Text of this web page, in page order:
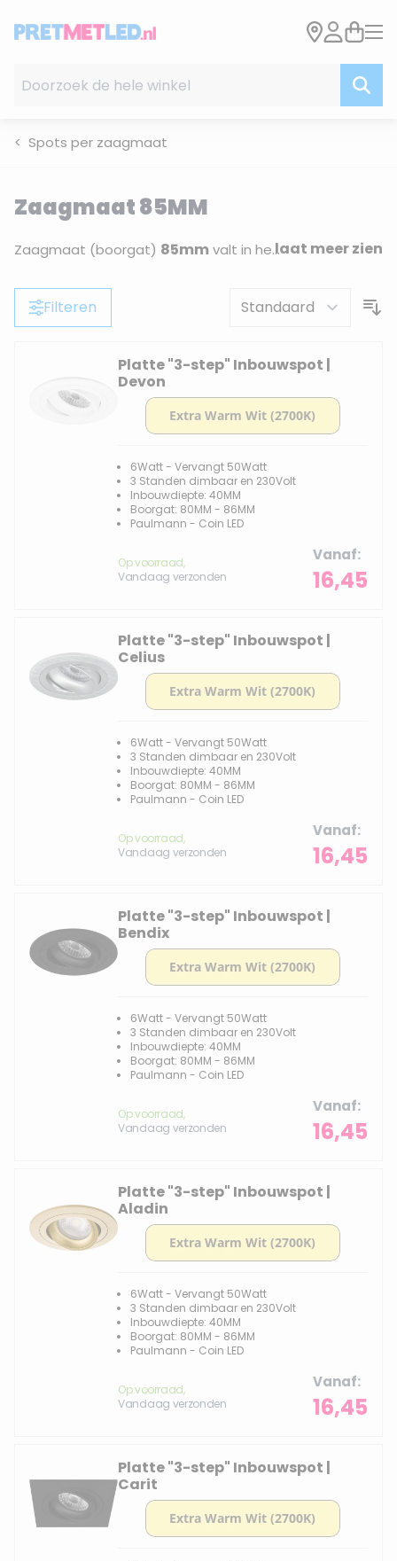
Spots per zaagmaat
Zaagmaat 85MM
Zaagmaat (boorgat) 85mm valt in het segment waarbij verlichting duidelijk zichtbaar aanwezig is in het plafond. Armaturen in deze maat zijn laat meer zien
Filteren
Platte "3-step" Inbouwspot |
Devon
6Watt - Vervangt 50Watt
3 Standen dimbaar en 230Volt
Inbouwdiepte: 40MM
Boorgat: 80MM - 86MM
Paulmann - Coin LED
Op voorraad,
Vandaag verzonden
Vanaf
16,45
Platte "3-step" Inbouwspot |
Celius
6Watt - Vervangt 50Watt
3 Standen dimbaar en 230Volt
Inbouwdiepte: 40MM
Boorgat: 80MM - 86MM
Paulmann - Coin LED
Op voorraad,
Vandaag verzonden
Vanaf
16,45
Platte "3-step" Inbouwspot |
Bendix
6Watt - Vervangt 50Watt
3 Standen dimbaar en 230Volt
Inbouwdiepte: 40MM
Boorgat: 80MM - 86MM
Paulmann - Coin LED
Op voorraad,
Vandaag verzonden
Vanaf
16,45
Platte "3-step" Inbouwspot |
Aladin
6Watt - Vervangt 50Watt
3 Standen dimbaar en 230Volt
Inbouwdiepte: 40MM
Boorgat: 80MM - 86MM
Paulmann - Coin LED
Op voorraad,
Vandaag verzonden
Vanaf
16,45
Platte "3-step" Inbouwspot |
Carit